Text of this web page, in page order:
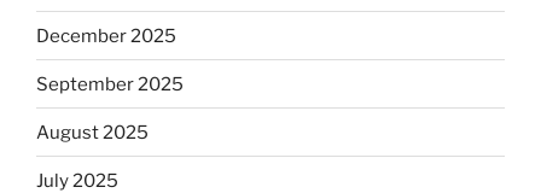
December 2025
September 2025
August 2025
July 2025